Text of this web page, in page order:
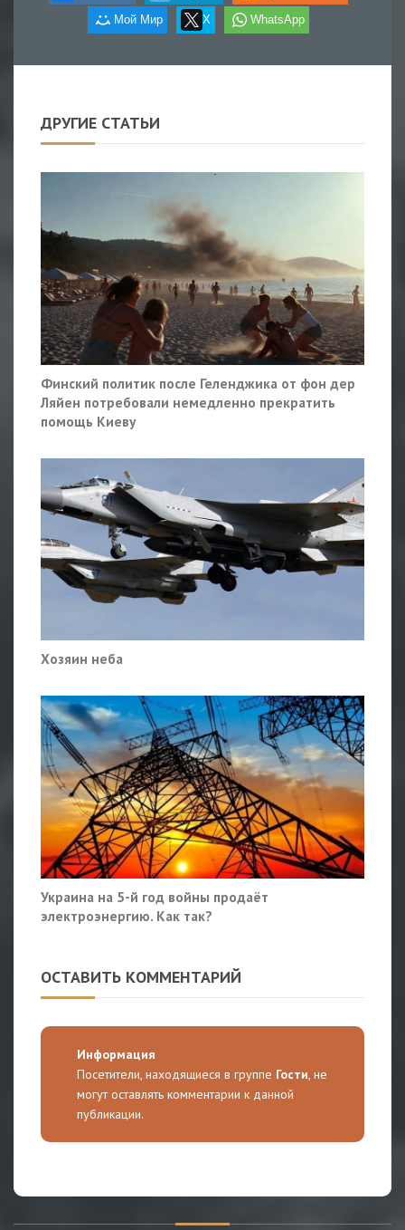
Мой Мир X WhatsApp
ДРУГИЕ СТАТЬИ
Финский политик после Геленджика от фон дер
Ляйен потребовали немедленно прекратить
помощь Киеву
Хозяин неба
Украина на 5-й год войны продаёт
электроэнергию. Как так?
ОСТАВИТЬ КОММЕНТАРИЙ
Информация
Посетители, находящиеся в группе Гости, не
могут оставлять комментарии к данной
публикации.